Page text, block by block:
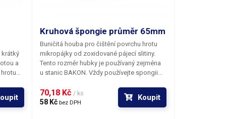
krátký
a
Kruhová špongie průměr 65mm
Buničitá houba pro čištění povrchu hrotu
mikropájky od zoxidované pájecí slitiny.
Tento rozměr hubky je používaný zejména
u stanic BAKON. Vždy používejte spongii
po prvotní aktivaci houbičky vodou.
70,18 Kč / ks
58 Kč bez DPH
Koupit